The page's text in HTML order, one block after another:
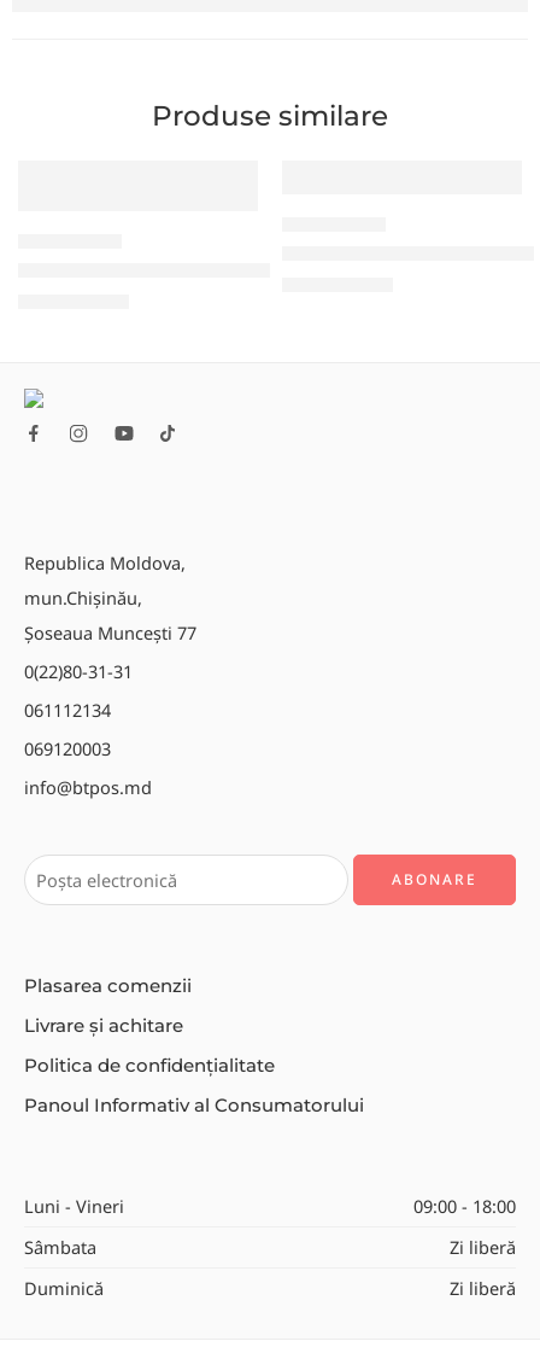
Produse similare
Republica Moldova,
mun.Chișinău,
Șoseaua Muncești 77
0(22)80-31-31
061112134
069120003
info@btpos.md
Plasarea comenzii
Livrare și achitare
Politica de confidențialitate
Panoul Informativ al Consumatorului
Luni - Vineri
09:00 - 18:00
Sâmbata
Zi liberă
Duminică
Zi liberă